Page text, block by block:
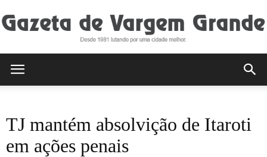
de
TJ mantém absolvição de Itaroti
em ações penais